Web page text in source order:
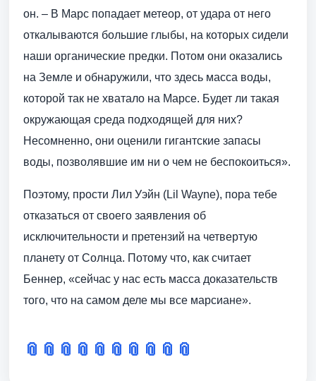
он. – В Марс попадает метеор, от удара от него
откалываются большие глыбы, на которых сидели
наши органические предки. Потом они оказались
на Земле и обнаружили, что здесь масса воды,
которой так не хватало на Марсе. Будет ли такая
окружающая среда подходящей для них?
Несомненно, они оценили гигантские запасы
воды, позволявшие им ни о чем не беспокоиться».
Поэтому, прости Лил Уэйн (Lil Wayne), пора тебе
отказаться от своего заявления об
исключительности и претензий на четвертую
планету от Солнца. Потому что, как считает
Беннер, «сейчас у нас есть масса доказательств
того, что на самом деле мы все марсиане».
📎 📎 📎 📎 📎 📎 📎 📎 📎 📎